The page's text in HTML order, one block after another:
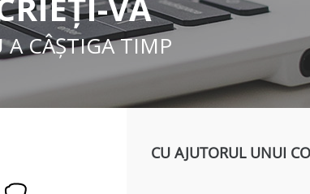
A CÂȘTIGA TIMP
CU AJUTORUL UNUI